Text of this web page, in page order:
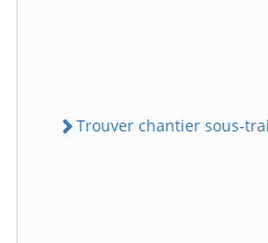
Trouver chantier sous-